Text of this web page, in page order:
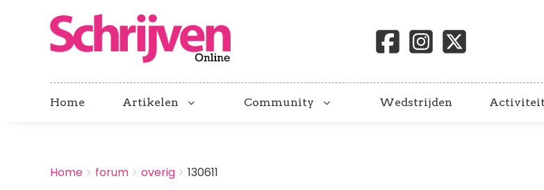
Home Artikelen Community Wedstrijden
BREADCRUMBS
You
Home forum overig 130611